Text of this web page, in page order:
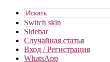
Switch skin
Sidebar
Случайная статья
Вход / Регистрация
WhatsApp